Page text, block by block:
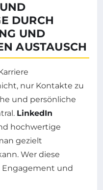
DURCH
UND
AUSTAUSCH
nur Kontakte zu
und persönliche
LinkedIn
hochwertige
gezielt
Wer diese
und